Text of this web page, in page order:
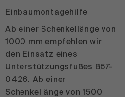
Einbaumontagehilfe
Ab einer Schenkellänge von
1000 mm empfehlen wir
den Einsatz eines
Unterstützungsfußes B57-
0426. Ab einer
Schenkellänge von 1500